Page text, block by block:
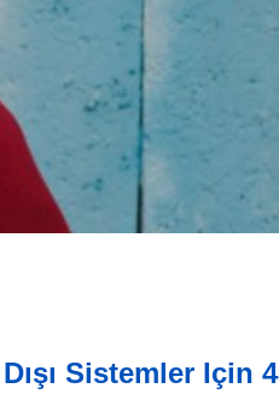
Sistemler Için